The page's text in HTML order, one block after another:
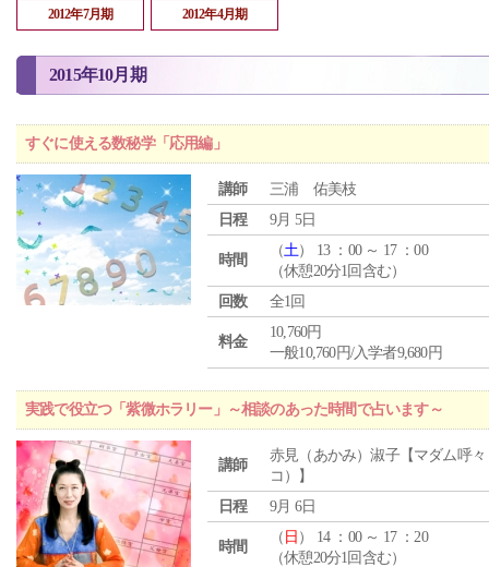
2012年7月期 2012年4月期
2015年10月期
すぐに使える数秘学「応用編」
講師
三浦 佑美枝
日程
9月 5日
時間
（土） 13 ：00 ～ 17 ：00
（休憩20分1回含む）
回数
全1回
料金
10,760円
一般10,760円/入学者9,680円
実践で役立つ「紫微ホラリー」～相談のあった時間で占います～
講師
赤見（あかみ）淑子【マダム呼々
コ）】
日程
9月 6日
時間
（ 日 ） 14 ：00 ～ 17 ：20
（休憩20分1回含む）